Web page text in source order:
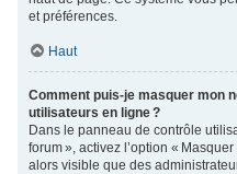
et préférences.
Haut
Comment puis-je masquer mon
utilisateurs en ligne ?
Dans le panneau de contrôle
forum », activez l’option «
alors visible que des